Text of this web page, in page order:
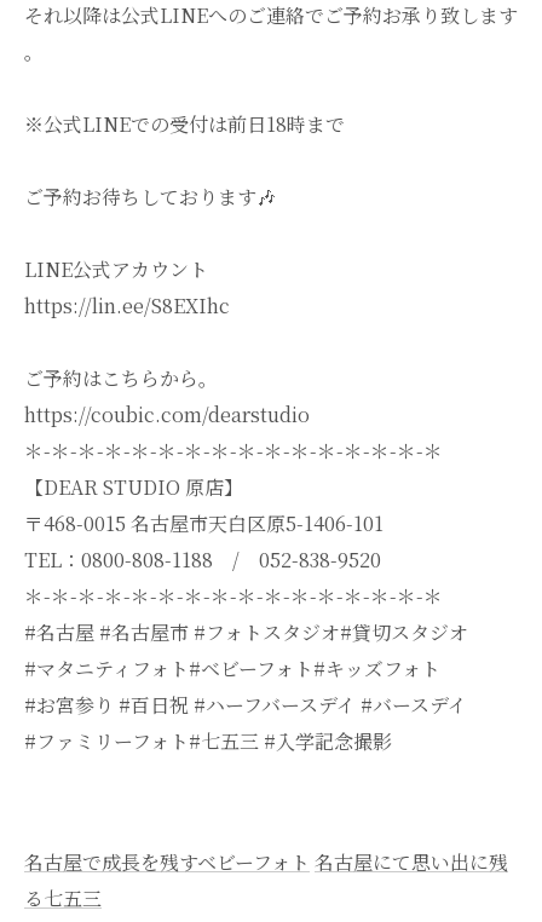
それ以降は公式LINEへのご連絡でご予約お承り致します
。
※公式LINEでの受付は前日18時まで
ご予約お待ちしております🎶
LINE公式アカウント
https://lin.ee/S8EXIhc
ご予約はこちらから。
https://coubic.com/dearstudio
＊-＊-＊-＊-＊-＊-＊-＊-＊-＊-＊-＊-＊-＊-＊-＊
【DEAR STUDIO 原店】
〒468-0015 名古屋市天白区原5-1406-101
TEL：0800-808-1188 / 052-838-9520
＊-＊-＊-＊-＊-＊-＊-＊-＊-＊-＊-＊-＊-＊-＊-＊
#名古屋 #名古屋市 #フォトスタジオ#貸切スタジオ
#マタニティフォト#ベビーフォト#キッズフォト
#お宮参り #百日祝 #ハーフバースデイ #バースデイ
#ファミリーフォト#七五三 #入学記念撮影
名古屋で成長を残すベビーフォト 名古屋にて思い出に残
る七五三